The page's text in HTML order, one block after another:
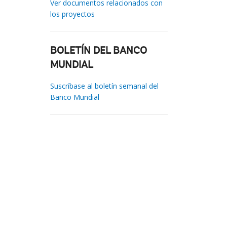
Ver documentos relacionados con
los proyectos
BOLETÍN DEL BANCO
MUNDIAL
Suscríbase al boletín semanal del
Banco Mundial